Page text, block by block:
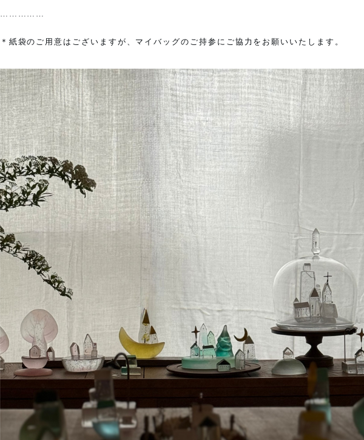
……………
＊紙袋のご用意はございますが、マイバッグのご持参にご協力をお願いいたします。